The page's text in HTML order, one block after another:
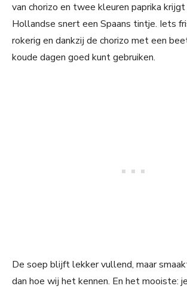
van chorizo en twee kleuren paprika
Hollandse snert een Spaans tintje. Iets
rokerig en dankzij de chorizo met een
koude dagen goed kunt gebruiken.
De soep blijft lekker vullend, maar
dan hoe wij het kennen. En het mooiste: